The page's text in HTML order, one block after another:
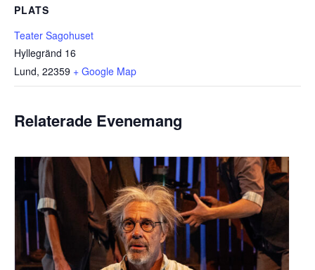
PLATS
Teater Sagohuset
Hyllegränd 16
Lund, 22359 + Google Map
Relaterade Evenemang